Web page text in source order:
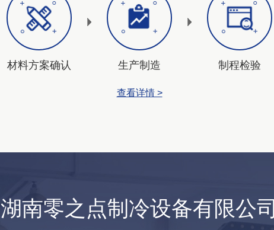
材料方案确认 生产制造 制程检验
查看详情 >
湖南零之点制冷设备有限公司